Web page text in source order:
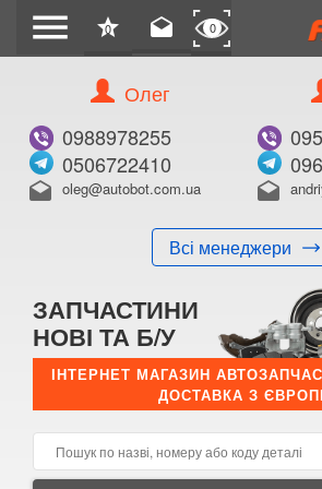
menu star
0 drafts 0
Олег
0988978255
0506722410
drafts oleg@autobot.com.ua
Всі менеджери
drafts
ЗАПЧАСТИНИ
НОВІ ТА Б/У
ІНТЕРНЕТ МАГАЗИН
ДОСТАВКА З
Оригінальний номер:
Примітка:
E-mail:
Телефон: